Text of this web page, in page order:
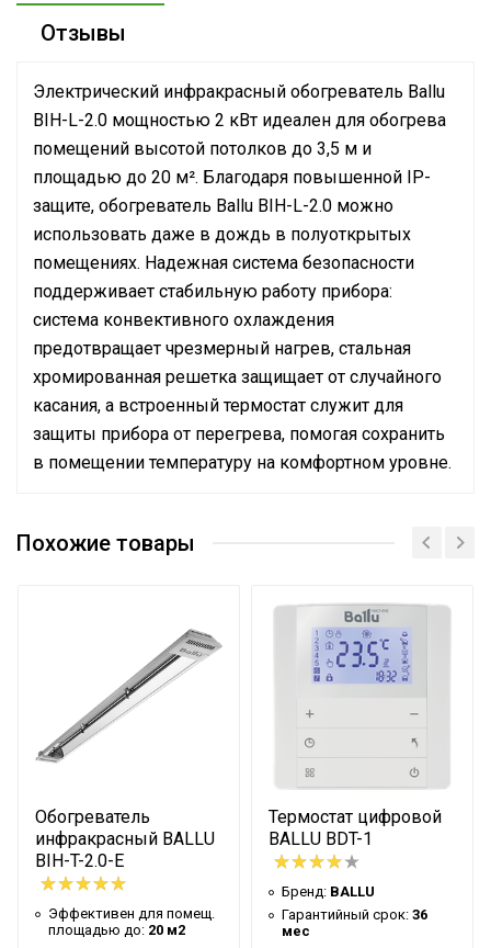
Отзывы
Электрический инфракрасный обогреватель Ballu
BIH-L-2.0 мощностью 2 кВт идеален для обогрева
помещений высотой потолков до 3,5 м и
площадью до 20 м². Благодаря повышенной IP-
защите, обогреватель Ballu BIH-L-2.0 можно
использовать даже в дождь в полуоткрытых
помещениях. Надежная система безопасности
поддерживает стабильную работу прибора:
система конвективного охлаждения
предотвращает чрезмерный нагрев, стальная
хромированная решетка защищает от случайного
касания, а встроенный термостат служит для
защиты прибора от перегрева, помогая сохранить
в помещении температуру на комфортном уровне.
Материал корпуса
кварцевая трубка
Серый
Гарантийный срок
12 мес
Страна производства
Эффективен для помещ.
20 м2
Вид управления
Механическое
Тип термостата
Механический
Ступени мощности
обогрева, кВт
2,00 кВт
Количество режимов
Похожие товары
Обогреватель
инфракрасный BALLU
BIH-T-2.0-E
Эффективен для помещ.
площадью до: 20 м2
Термостат цифровой
BALLU BDT-1
Бренд: BALLU
Гарантийный срок: 36
мес